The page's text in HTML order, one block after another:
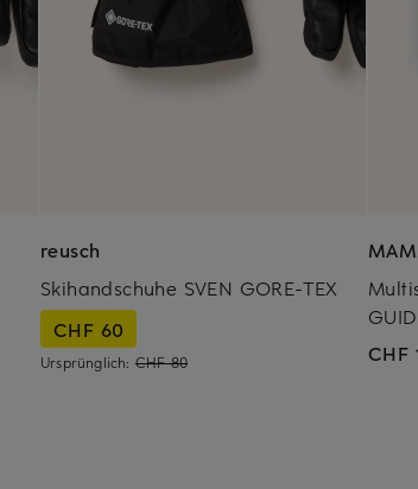
reusch
Skihandschuhe SVEN GORE-TEX
CHF 60
Ursprünglich: CHF 80
CHF